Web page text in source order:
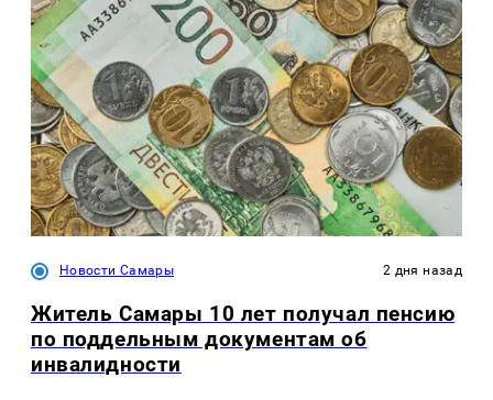
Новости Самары 2 дня назад
Житель Самары 10 лет получал пенсию
по поддельным документам об
инвалидности